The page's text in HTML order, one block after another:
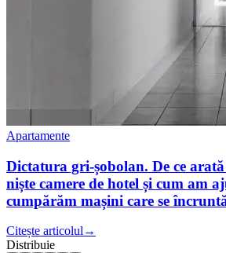
Apartamente
Dictatura gri-șobolan. De ce arată
niște camere de hotel și cum am
cumpărăm mașini care se
Citește articolul →
Distribuie